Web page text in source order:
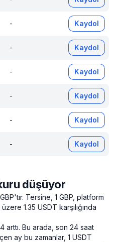
- Kaydol
- Kaydol
- Kaydol
- Kaydol
- Kaydol
- Kaydol
düşüyor
Tersine, 1 GBP, platform
1.35 USDT karşılığında
arttı. Bu arada, son 24 saat
ay bu zamanlar, 1 USDT